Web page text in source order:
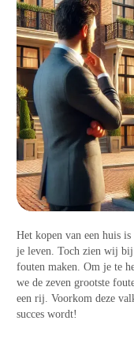
Het kopen van een huis is
je leven. Toch zien wij bij
fouten maken. Om je te
we de zeven grootste
een rij. Voorkom deze
succes wordt!